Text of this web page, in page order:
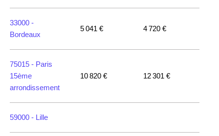
33000 -
Bordeaux
5 041 € 4 720 €
75015 - Paris
15ème
arrondissement
10 820 € 12 301 €
59000 - Lille